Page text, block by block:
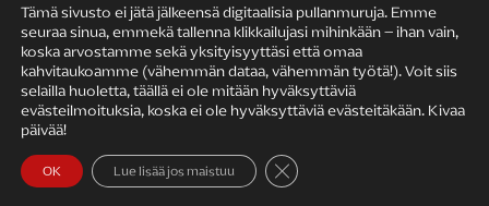
KIRJAILIJAN TYÖ
Tämä sivusto ei jätä jälkeensä digitaalisia pullanmuruja. Emme
seuraa sinua, emmekä tallenna klikkailujasi mihinkään – ihan vain,
koska arvostamme sekä yksityisyyttäsi että omaa
kahvitaukoamme (vähemmän dataa, vähemmän työtä!). Voit siis
selailla huoletta, täällä ei ole mitään hyväksyttäviä
evästeilmoituksia, koska ei ole hyväksyttäviä evästeitäkään. Kivaa
päivää!
OK Lue lisää jos maistuu Sulje evästebanneri